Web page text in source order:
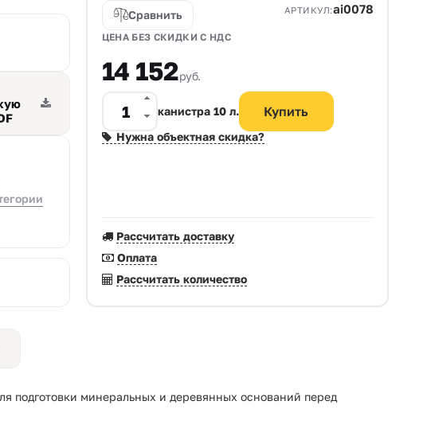
Сравнить АРТИКУЛ:ai0078
ЦЕНА БЕЗ СКИДКИ С НДС
14 152руб.
канистра 10 л.
Нужна объектная скидка?
Рассчитать доставку
Оплата
Рассчитать количество
подготовки минеральных и деревянных оснований перед